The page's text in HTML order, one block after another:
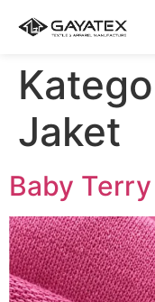
Jaket
Baby Terry